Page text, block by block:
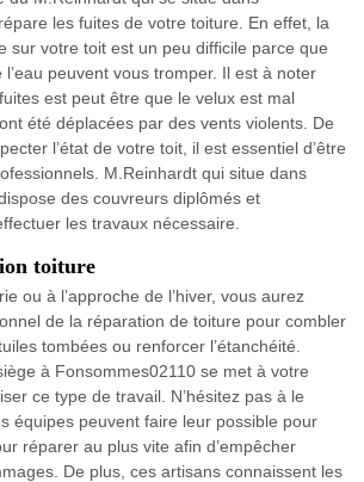
les fuites de votre toiture. En effet, la
sur votre toit est un peu difficile parce que
peuvent vous tromper. Il est à noter
est peut être que le velux est mal
été déplacées par des vents violents. De
l’état de votre toit, il est essentiel d’être
M.Reinhardt qui situe dans
des couvreurs diplômés et
les travaux nécessaire.
toiture
ou à l’approche de l’hiver, vous aurez
de la réparation de toiture pour combler
tombées ou renforcer l’étanchéité.
à Fonsommes02110 se met à votre
ce type de travail. N’hésitez pas à le
équipes peuvent faire leur possible pour
réparer au plus vite afin d’empêcher
De plus, ces artisans connaissent les